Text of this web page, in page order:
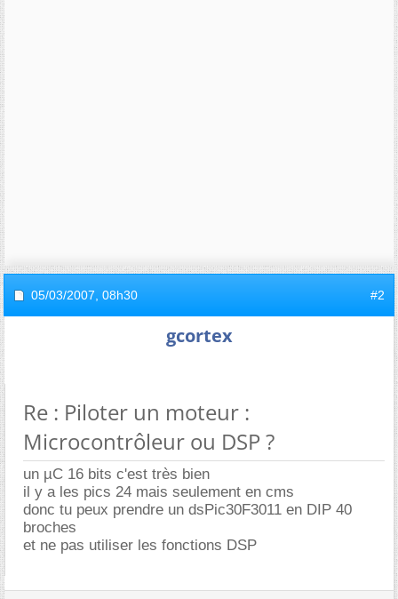
05/03/2007, 08h30 #2
gcortex
Re : Piloter un moteur :
Microcontrôleur ou DSP ?
un µC 16 bits c'est très bien
il y a les pics 24 mais seulement en cms
donc tu peux prendre un dsPic30F3011 en DIP 40
broches
et ne pas utiliser les fonctions DSP